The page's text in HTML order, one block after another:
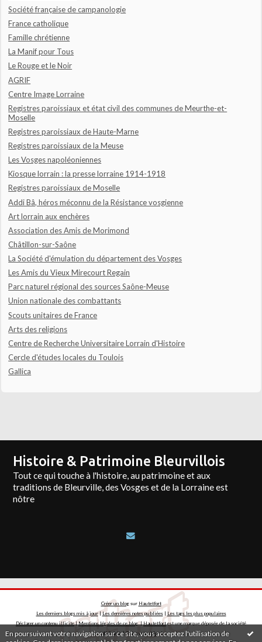
En poursuivant votre navigation sur ce site, vous acceptez l'utilisation de
Société française de campanologie
France catholique
Famille chrétienne
La Manif pour Tous
Le Rouge et le Noir
AGRIF
Centre Image Lorraine
Registres paroissiaux et état civil des communes de Meurthe-et-
Moselle
Registres paroissiaux de Haute-Marne
Registres paroissiaux de la Meuse
Les Vosges napoléoniennes
Kiosque lorrain : la presse lorraine 1914-1918
Registres paroissiaux de Moselle
Addi Bâ, héros méconnu de la Résistance vosgienne
Art lorrain aux enchères
Association des Amis de Morimond
Châtillon-sur-Saône
La Société d'émulation du département des Vosges
Les Amis du Vieux Mirecourt Regain
Parc naturel régional des sources Saône-Meuse
Union nationale des combattants
Scouts unitaires de France
Arts des religions
Centre de Recherche Universitaire Lorrain d'Histoire
Cercle d'études locales du Toulois
Gallica
Histoire & Patrimoine Bleurvillois
Tout ce qui touche à l'histoire, au patrimoine et aux
traditions de Bleurville, des Vosges et de la Lorraine est
nôtre
Créer un blogsur Hautetfort
Les derniers blogs mis à jour|Les dernières notes publiées| Les tags les plus populaires
Déclarer un contenu illicite|Mentions légales de ce blog | Hautetfort est une marque déposée de la société
talkSpirit | Créez votreblog!